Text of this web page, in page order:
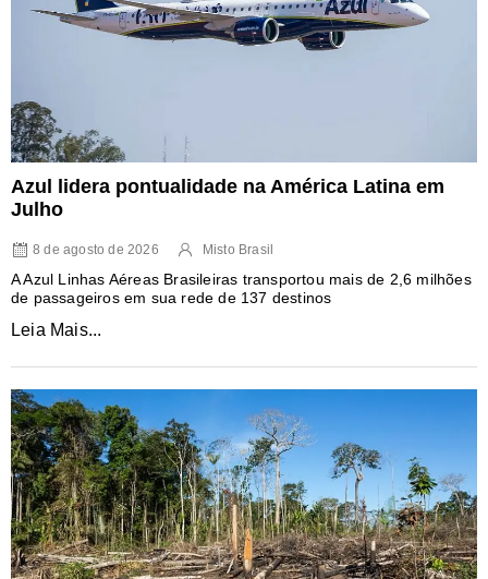
Azul lidera pontualidade na América Latina em
Julho
8 de agosto de 2026 Misto Brasil
A Azul Linhas Aéreas Brasileiras transportou mais de 2,6 milhões
de passageiros em sua rede de 137 destinos
Leia Mais...